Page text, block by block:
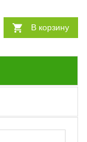
В корзину